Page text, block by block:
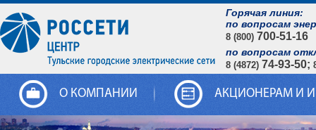
Горячая линия:
по вопросам
8 (800) 700-51-16
по вопросам
8 (4872) 74-93-50;
О КОМПАНИИ АКЦИОНЕРАМ И